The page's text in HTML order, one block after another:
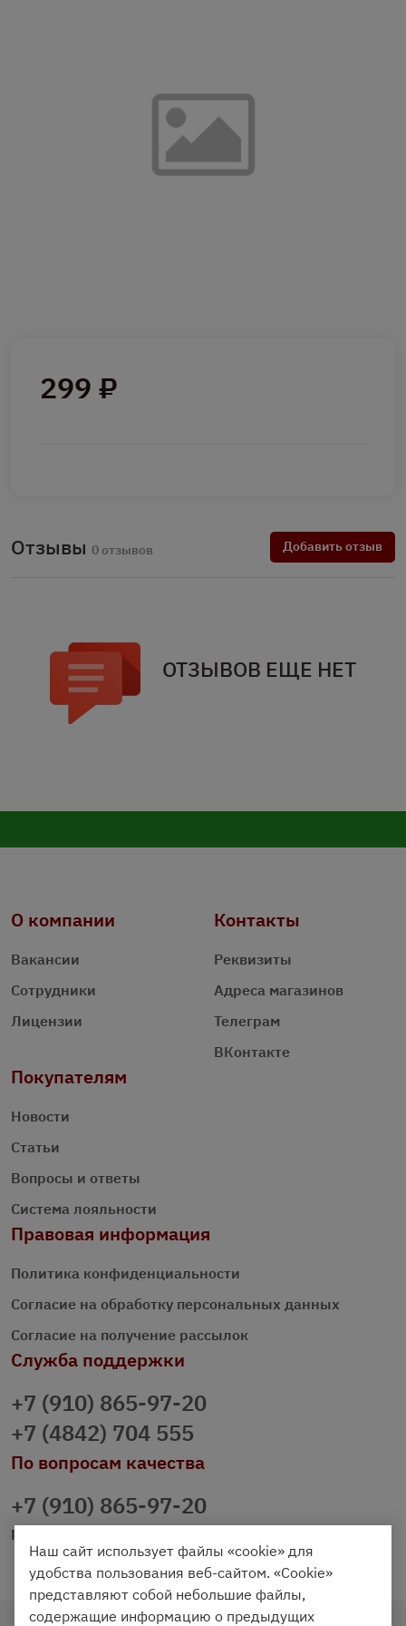
299 ₽
Отзывы 0 отзывов Добавить отзыв
ОТЗЫВОВ ЕЩЕ НЕТ
О компании
Вакансии
Сотрудники
Лицензии
Контакты
Реквизиты
Адреса магазинов
Телеграм
ВКонтакте
Покупателям
Новости
Статьи
Вопросы и ответы
Система лояльности
Правовая информация
Политика конфиденциальности
Согласие на обработку персональных данных
Согласие на получение рассылок
Служба поддержки
+7 (910) 865-97-20
+7 (4842) 704 555
По вопросам качества
+7 (910) 865-97-20
prazdnichniy40@palmi.ru
Наш сайт использует файлы «cookie» для
удобства пользования веб-сайтом. «Cookie»
представляют собой небольшие файлы,
содержащие информацию о предыдущих